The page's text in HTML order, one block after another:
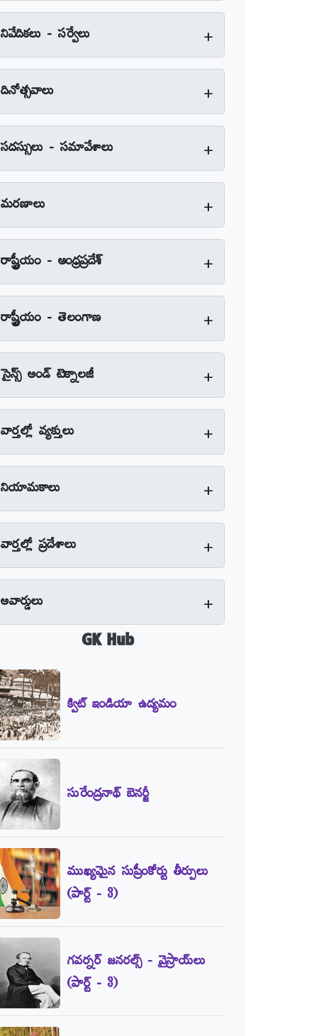
నివేదికలు - సర్వేలు +
దినోత్సవాలు +
సదస్సులు - సమావేశాలు +
మరణాలు +
రాష్ట్రీయం - ఆంధ్రప్రదేశ్‌ +
రాష్ట్రీయం - తెలంగాణ +
సైన్స్‌ అండ్‌ టెక్నాలజీ +
వార్తల్లో వ్యక్తులు +
నియామకాలు +
వార్తల్లో ప్రదేశాలు +
అవార్డులు +
GK Hub
క్విట్‌ ఇండియా ఉద్యమం
సురేంద్రనాథ్‌ బెనర్జీ
ముఖ్యమైన సుప్రీంకోర్టు తీర్పులు
(పార్ట్‌ - 3)
గవర్నర్‌ జనరల్స్‌ - వైస్రాయ్‌లు
(పార్ట్‌ - 3)